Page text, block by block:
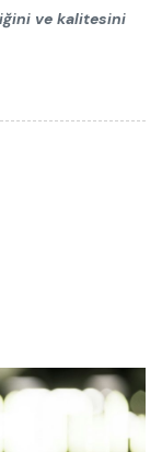
ve kalitesini